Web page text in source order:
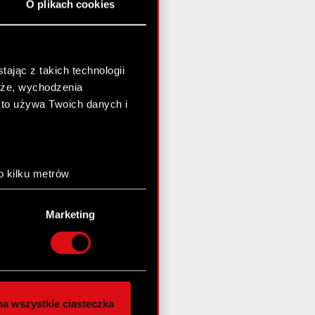
O plikach cookies
z takich technologii
wychodzenia
używa Twoich danych i
kilku metrów
(fingerprinting,
preferencje w
chwili.
i
innymi danymi
Marketing
wszystkie ciasteczka